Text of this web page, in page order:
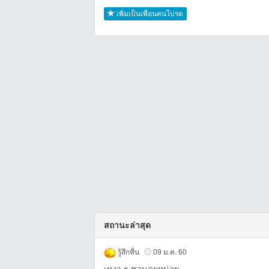
เพิ่มเป็นเพื่อนคนโปรด
สถานะล่าสุด
รู้สึกหื่น 09 ม.ค. 60